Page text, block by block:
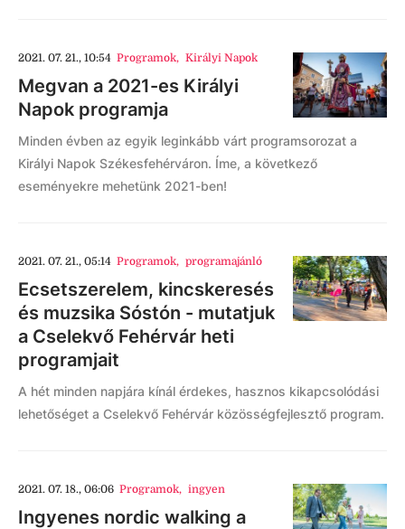
2021. 07. 21., 10:54 Programok, Királyi Napok
Megvan a 2021-es Királyi
Napok programja
Minden évben az egyik leginkább várt programsorozat a
Királyi Napok Székesfehérváron. Íme, a következő
eseményekre mehetünk 2021-ben!
2021. 07. 21., 05:14 Programok, programajánló
Ecsetszerelem, kincskeresés
és muzsika Sóstón - mutatjuk
a Cselekvő Fehérvár heti
programjait
A hét minden napjára kínál érdekes, hasznos kikapcsolódási
lehetőséget a Cselekvő Fehérvár közösségfejlesztő program.
2021. 07. 18., 06:06 Programok, ingyen
Ingyenes nordic walking a